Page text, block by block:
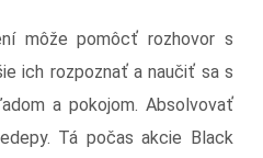
môže pomôcť rozhovor s
ich rozpoznať a naučiť sa s
a pokojom. Absolvovať
Tá počas akcie Black